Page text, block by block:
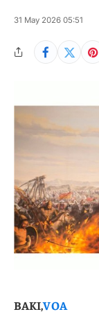
31 May 2026 05:51
BAKI,VOA